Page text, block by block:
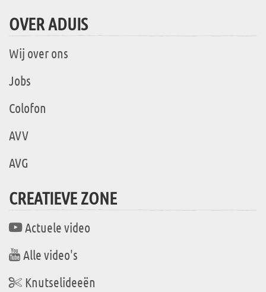
OVER ADUIS
Wij over ons
Jobs
Colofon
AVV
AVG
CREATIEVE ZONE
Actuele video
Alle video's
Knutselideeën